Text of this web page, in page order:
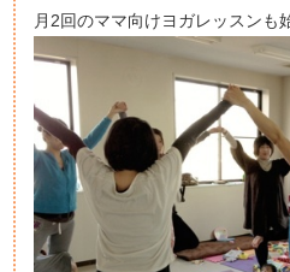
月2回のママ向けヨガレッスンも